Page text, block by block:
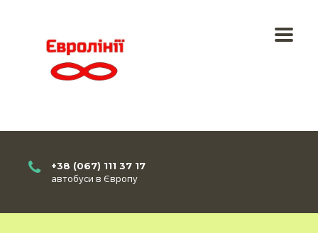
+38 (067) 111 37 17
автобуси в Європу